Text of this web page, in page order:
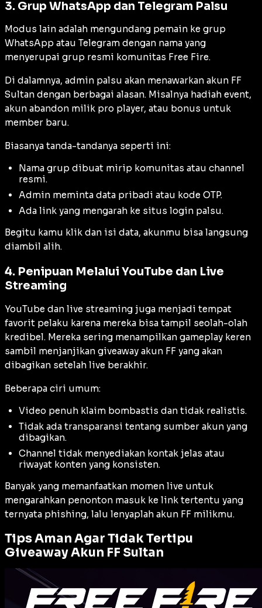
3. Grup WhatsApp dan Telegram Palsu
Modus lain adalah mengundang pemain ke grup
WhatsApp atau Telegram dengan nama yang
menyerupai grup resmi komunitas Free Fire.
Di dalamnya, admin palsu akan menawarkan akun FF
Sultan dengan berbagai alasan. Misalnya hadiah event,
akun abandon milik pro player, atau bonus untuk
member baru.
Biasanya tanda-tandanya seperti ini:
Nama grup dibuat mirip komunitas atau channel
resmi.
Admin meminta data pribadi atau kode OTP.
Ada link yang mengarah ke situs login palsu.
Begitu kamu klik dan isi data, akunmu bisa langsung
diambil alih.
4. Penipuan Melalui YouTube dan Live
Streaming
YouTube dan live streaming juga menjadi tempat
favorit pelaku karena mereka bisa tampil seolah-olah
kredibel. Mereka sering menampilkan gameplay keren
sambil menjanjikan giveaway akun FF yang akan
dibagikan setelah live berakhir.
Beberapa ciri umum:
Video penuh klaim bombastis dan tidak realistis.
Tidak ada transparansi tentang sumber akun yang
dibagikan.
Channel tidak menyediakan kontak jelas atau
riwayat konten yang konsisten.
Banyak yang memanfaatkan momen live untuk
mengarahkan penonton masuk ke link tertentu yang
ternyata phishing, lalu lenyaplah akun FF milikmu.
Tips Aman Agar Tidak Tertipu
Giveaway Akun FF Sultan